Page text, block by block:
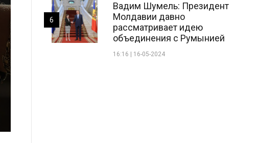
Вадим Шумель: Президент
Молдавии давно
рассматривает идею
объединения с Румынией
16:16 | 16-05-2024
6